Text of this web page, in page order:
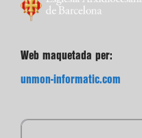
Web maquetada per:
unmon-informatic.com